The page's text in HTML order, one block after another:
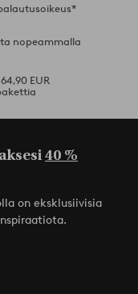
nopeammalla
EUR
40 %
on eksklusiivisia